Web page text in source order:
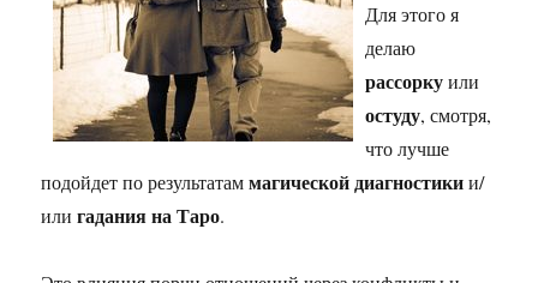
Для этого я
делаю
рассоркуили
остуду, смотря,
что лучше
подойдет по результатаммагической диагностикии/
илигадания на Таро.